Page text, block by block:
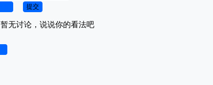
提交
暂无讨论，说说你的看法吧